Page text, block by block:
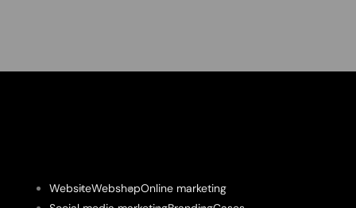
WebsiteWebshopOnline marketing